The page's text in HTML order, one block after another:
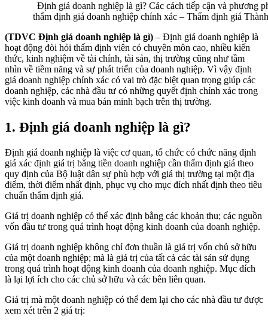
Định giá doanh nghiệp là gì? Các cách tiếp cận và phương
thẩm định giá doanh nghiệp chính xác – Thẩm định giá
(TDVC Định giá doanh nghiệp là gì) – Định giá doanh nghiệp là
hoạt động đòi hỏi thẩm định viên có chuyên môn cao, nhiều kiến
thức, kinh nghiệm về tài chính, tài sản, thị trường cũng như tầm
nhìn về tiềm năng và sự phát triển của doanh nghiệp. Vì vậy định
giá doanh nghiệp chính xác có vai trò đặc biệt quan trọng giúp các
doanh nghiệp, các nhà đầu tư có những quyết định chính xác trong
việc kinh doanh và mua bán minh bạch trên thị trường.
1. Định giá doanh nghiệp là gì?
Định giá doanh nghiệp là việc cơ quan, tổ chức có chức năng định
giá xác định giá trị bằng tiền doanh nghiệp cần thẩm định giá theo
quy định của Bộ luật dân sự phù hợp với giá thị trường tại một địa
điểm, thời điểm nhất định, phục vụ cho mục đích nhất định theo tiêu
chuẩn thẩm định giá.
Giá trị doanh nghiệp có thể xác định bằng các khoản thu; các nguồn
vốn đầu tư trong quá trình hoạt động kinh doanh của doanh nghiệp.
Giá trị doanh nghiệp không chỉ đơn thuần là giá trị vốn chủ sở hữu
của một doanh nghiệp; mà là giá trị của tất cả các tài sản sử dụng
trong quá trình hoạt động kinh doanh của doanh nghiệp. Mục đích
là lại lợi ích cho các chủ sở hữu và các bên liên quan.
Giá trị mà một doanh nghiệp có thể đem lại cho các nhà đầu tư được
xem xét trên 2 giá trị: